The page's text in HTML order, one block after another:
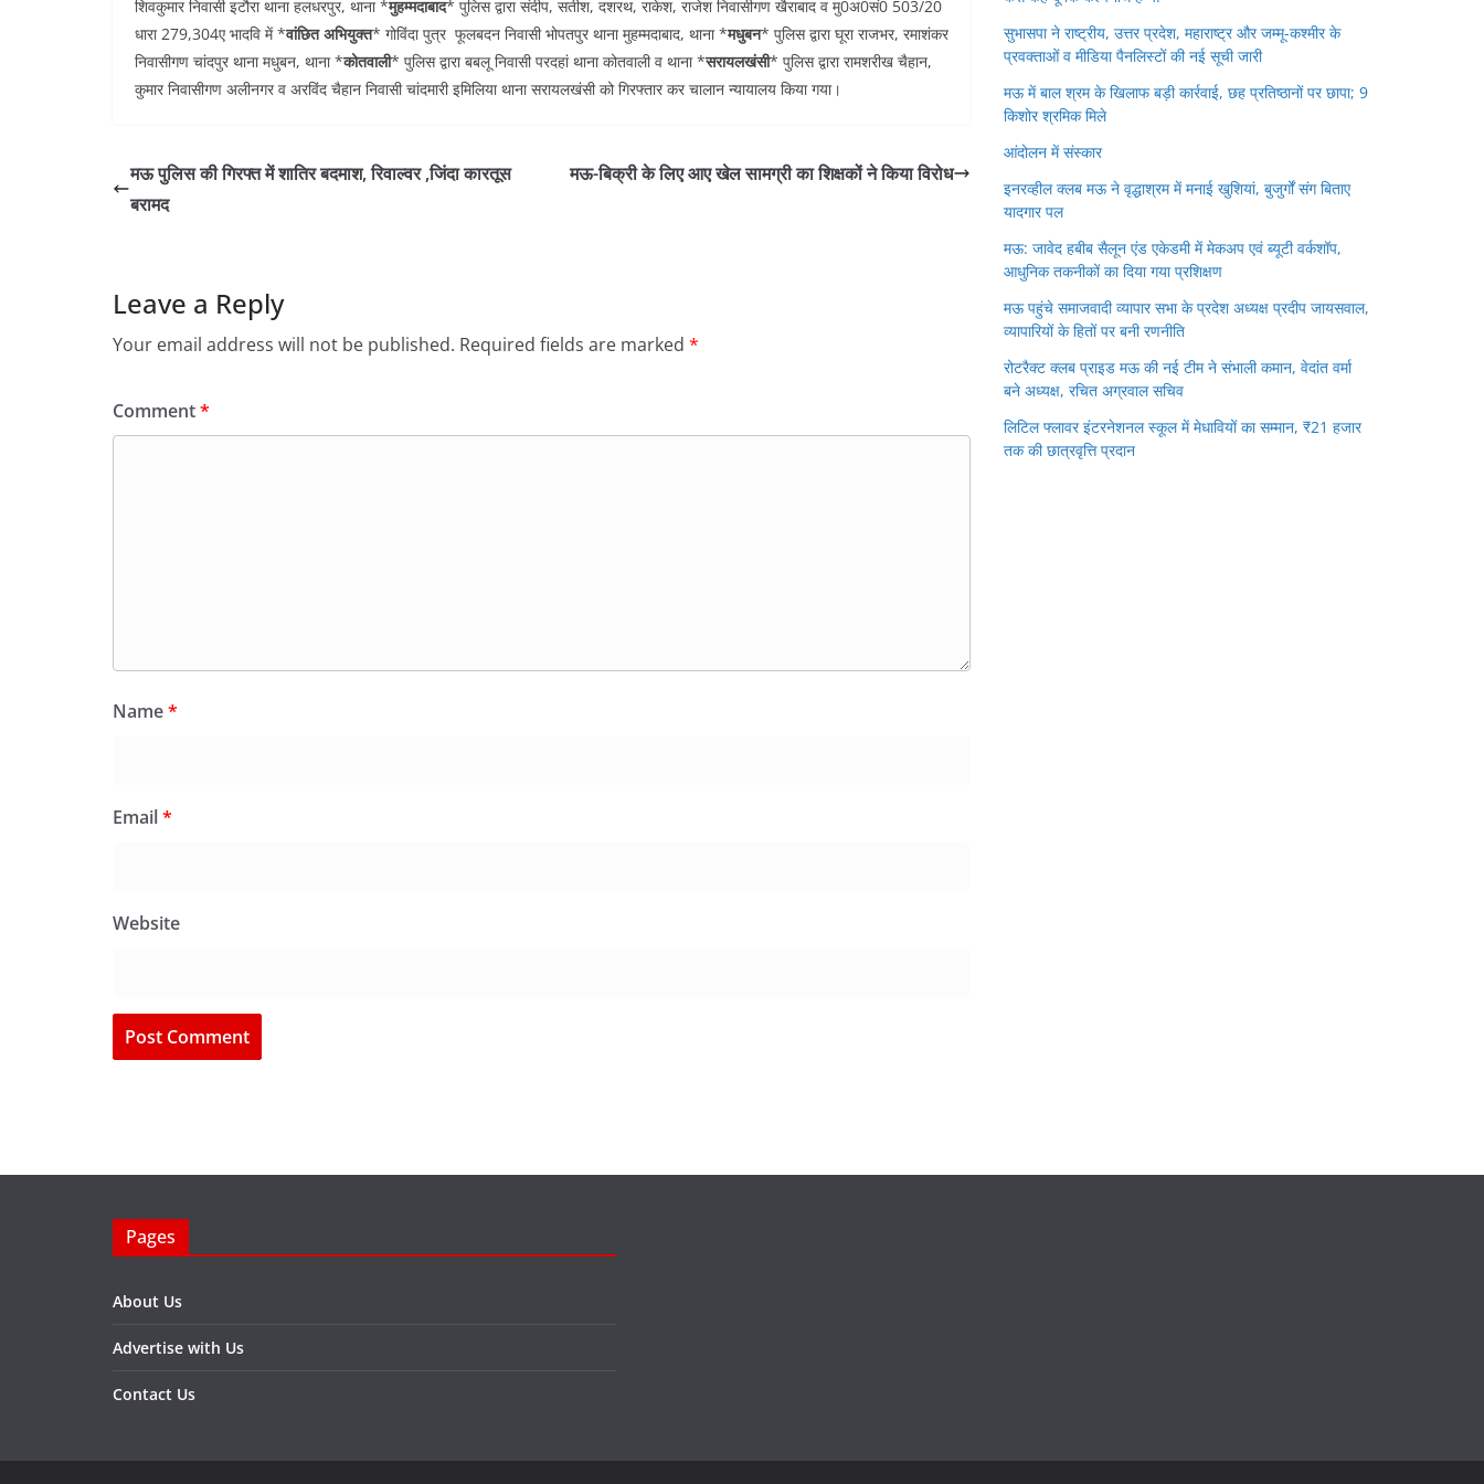
शिवकुमार निवासी इटौरा थाना हलधरपुर, थाना *मुहम्मदाबाद* पुलिस द्वारा संदीप, सतीश, दशरथ, राकेश, राजेश निवासीगण खैराबाद व मु0अ0सं0 503/20
धारा 279,304ए भादवि में *वांछित अभियुक्त* गोविंदा पुत्र फूलबदन निवासी भोपतपुर थाना मुहम्मदाबाद, थाना *मधुबन* पुलिस द्वारा घूरा राजभर, रमाशंकर
निवासीगण चांदपुर थाना मधुबन, थाना *कोतवाली* पुलिस द्वारा बबलू निवासी परदहां थाना कोतवाली व थाना *सरायलखंसी* पुलिस द्वारा रामशरीख चैहान,
कुमार निवासीगण अलीनगर व अरविंद चैहान निवासी चांदमारी इमिलिया थाना सरायलखंसी को गिरफ्तार कर चालान न्यायालय किया गया।
मऊ पुलिस की गिरफ्त में शातिर बदमाश, रिवाल्वर ,जिंदा कारतूस
बरामद
मऊ-बिक्री के लिए आए खेल सामग्री का शिक्षकों ने किया विरोध
Leave a Reply
Your email address will not be published. Required fields are marked *
Comment*
Name*
Email*
Website
सुभासपा ने राष्ट्रीय, उत्तर प्रदेश, महाराष्ट्र और जम्मू-कश्मीर के
प्रवक्ताओं व मीडिया पैनलिस्टों की नई सूची जारी
मऊ में बाल श्रम के खिलाफ बड़ी कार्रवाई, छह प्रतिष्ठानों पर छापा; 9
किशोर श्रमिक मिले
आंदोलन में संस्कार
इनरव्हील क्लब मऊ ने वृद्धाश्रम में मनाई खुशियां, बुजुर्गों संग बिताए
यादगार पल
मऊ: जावेद हबीब सैलून एंड एकेडमी में मेकअप एवं ब्यूटी वर्कशॉप,
आधुनिक तकनीकों का दिया गया प्रशिक्षण
मऊ पहुंचे समाजवादी व्यापार सभा के प्रदेश अध्यक्ष प्रदीप जायसवाल,
व्यापारियों के हितों पर बनी रणनीति
रोटरैक्ट क्लब प्राइड मऊ की नई टीम ने संभाली कमान, वेदांत वर्मा
बने अध्यक्ष, रचित अग्रवाल सचिव
लिटिल फ्लावर इंटरनेशनल स्कूल में मेधावियों का सम्मान, ₹21 हजार
तक की छात्रवृत्ति प्रदान
Pages
About Us
Advertise with Us
Contact Us